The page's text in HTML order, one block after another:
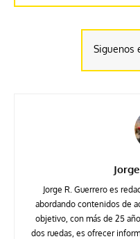
Siguenos
Jorge R. Guerrero es
abordando contenidos de
objetivo, con más de 25
dos ruedas, es ofrecer